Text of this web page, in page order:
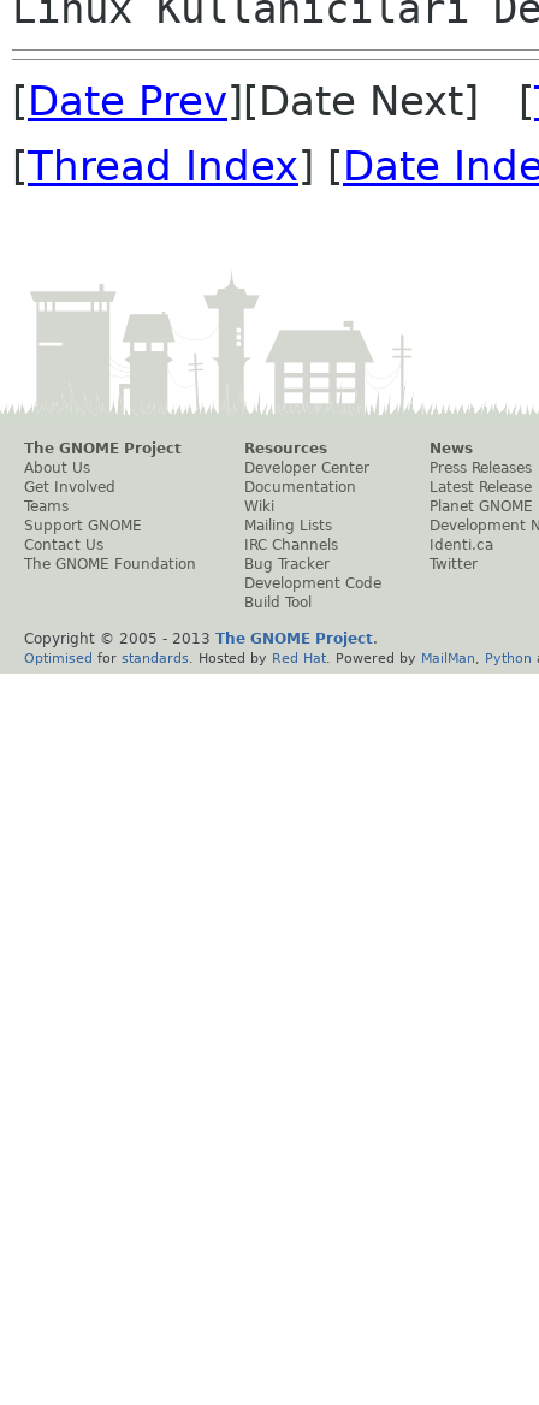
[Date Prev][Date Next] [
[Thread Index] [Date
The GNOME Project
About Us
Get Involved
Teams
Support GNOME
Contact Us
The GNOME Foundation
Resources
Developer Center
Documentation
Wiki
Mailing Lists
IRC Channels
Bug Tracker
Development Code
Build Tool
News
Press Releases
Latest Release
Planet GNOME
Development
Identi.ca
Twitter
Copyright © 2005 - 2013 The GNOME Project.
Optimised for standards . Hosted by Red Hat . Powered by MailMan Python